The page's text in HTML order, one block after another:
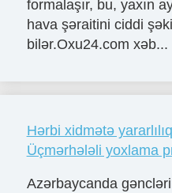
formalaşır, bu, yaxın
hava şəraitini ciddi
bilər.Oxu24.com xəb...
Hərbi xidmətə
Üçmərhələli yoxlama
Azərbaycanda